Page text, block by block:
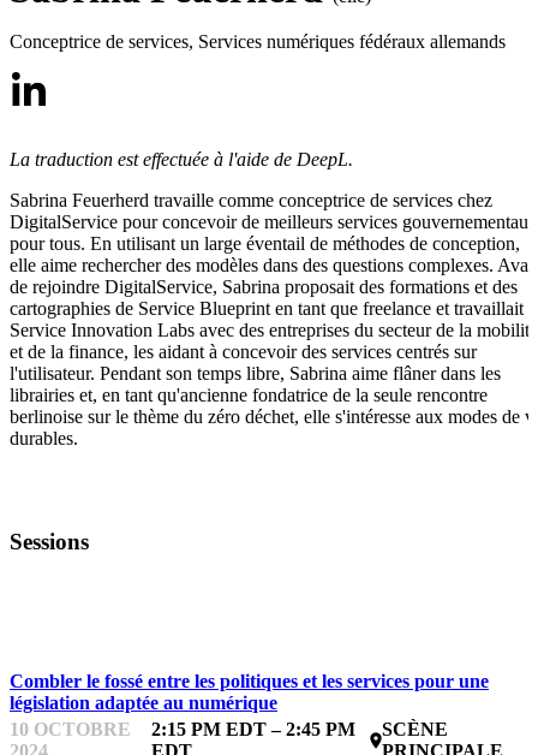
Conceptrice de services, Services numériques fédéraux allemands
La traduction est effectuée à l'aide de DeepL.
Sabrina Feuerherd travaille comme conceptrice de services chez
DigitalService pour concevoir de meilleurs services gouvernementaux
pour tous. En utilisant un large éventail de méthodes de conception,
elle aime rechercher des modèles dans des questions complexes.
de rejoindre DigitalService, Sabrina proposait des formations et des
cartographies de Service Blueprint en tant que freelance et travaillait
Service Innovation Labs avec des entreprises du secteur de la mobilité
et de la finance, les aidant à concevoir des services centrés sur
l'utilisateur. Pendant son temps libre, Sabrina aime flâner dans les
librairies et, en tant qu'ancienne fondatrice de la seule rencontre
berlinoise sur le thème du zéro déchet, elle s'intéresse aux modes de
durables.
Sessions
Combler le fossé entre les politiques et les services pour une
législation adaptée au numérique
10 OCTOBRE
2024
2:15 PM EDT – 2:45 PM
EDT
place
SCÈNE
PRINCIPALE